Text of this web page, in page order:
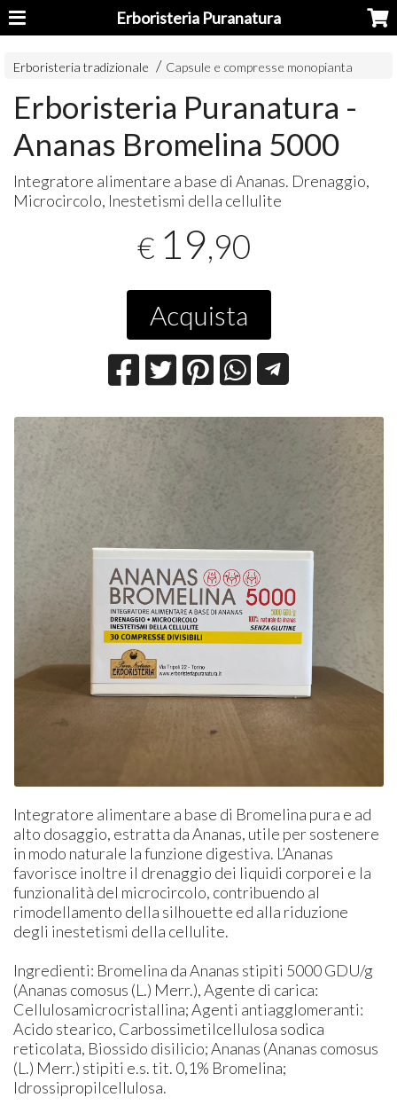
Erboristeria Puranatura
Erboristeria tradizionale Capsule e compresse monopianta
Erboristeria Puranatura -
Ananas Bromelina 5000
Integratore alimentare a base di Ananas. Drenaggio,
Microcircolo, Inestetismi della cellulite
€ 19,90
Acquista
​Integratore alimentare a base di Bromelina pura e ad
alto dosaggio, estratta da Ananas, utile per sostenere
in modo naturale la funzione digestiva. L’Ananas
favorisce inoltre il drenaggio dei liquidi corporei e la
funzionalità del microcircolo, contribuendo al
rimodellamento della silhouette ed alla riduzione
degli inestetismi della cellulite.
Ingredienti: Bromelina da Ananas stipiti 5000 GDU/g
(Ananas comosus (L.) Merr.), Agente di carica:
Cellulosamicrocristallina; Agenti antiagglomeranti:
Acido stearico, Carbossimetilcellulosa sodica
reticolata, Biossido disilicio; Ananas (Ananas comosus
(L.) Merr.) stipiti e.s. tit. 0,1% Bromelina;
Idrossipropilcellulosa.